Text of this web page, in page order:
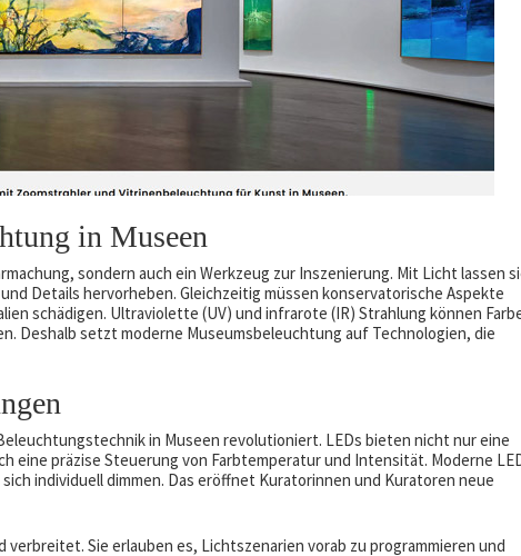
in Museen
sondern auch ein Werkzeug zur Inszenierung. Mit Licht lassen
Details hervorheben. Gleichzeitig müssen konservatorische Aspekte
schädigen. Ultraviolette (UV) und infrarote (IR) Strahlung können
Deshalb setzt moderne Museumsbeleuchtung auf Technologien, die
in Museen revolutioniert. LEDs bieten nicht nur eine
eine präzise Steuerung von Farbtemperatur und Intensität. Moderne
individuell dimmen. Das eröffnet Kuratorinnen und Kuratoren neue
Sie erlauben es, Lichtszenarien vorab zu programmieren und